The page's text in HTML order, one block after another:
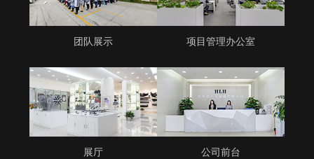
团队展示 项目管理办公室
展厅 公司前台